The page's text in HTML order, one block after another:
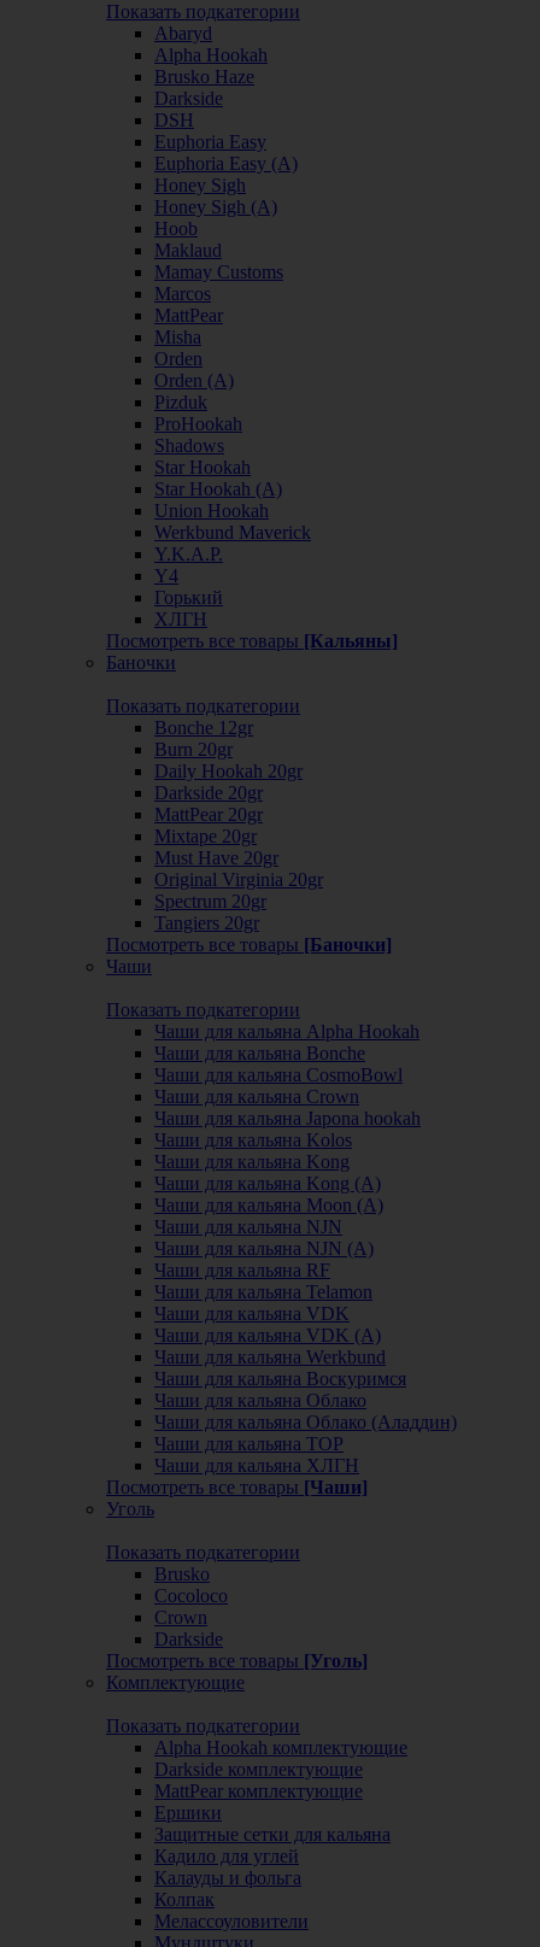
Показать подкатегории
Abaryd
Alpha Hookah
Brusko Haze
Darkside
DSH
Euphoria Easy
Euphoria Easy (А)
Honey Sigh
Honey Sigh (А)
Hoob
Maklaud
Mamay Customs
Marcos
MattPear
Misha
Orden
Orden (А)
Pizduk
ProHookah
Shadows
Star Hookah
Star Hookah (А)
Union Hookah
Werkbund Maverick
Y.K.A.P.
Y4
Горький
ХЛГН
Посмотреть все товары [Кальяны]
Баночки
Показать подкатегории
Bonche 12gr
Burn 20gr
Daily Hookah 20gr
Darkside 20gr
MattPear 20gr
Mixtape 20gr
Must Have 20gr
Original Virginia 20gr
Spectrum 20gr
Tangiers 20gr
Посмотреть все товары [Баночки]
Чаши
Показать подкатегории
Чаши для кальяна Alpha Hookah
Чаши для кальяна Bonche
Чаши для кальяна CosmoBowl
Чаши для кальяна Crown
Чаши для кальяна Japona hookah
Чаши для кальяна Kolos
Чаши для кальяна Kong
Чаши для кальяна Kong (A)
Чаши для кальяна Moon (А)
Чаши для кальяна NJN
Чаши для кальяна NJN (А)
Чаши для кальяна RF
Чаши для кальяна Telamon
Чаши для кальяна VDK
Чаши для кальяна VDK (А)
Чаши для кальяна Werkbund
Чаши для кальяна Воскуримся
Чаши для кальяна Облако
Чаши для кальяна Облако (Аладдин)
Чаши для кальяна ТОР
Чаши для кальяна ХЛГН
Посмотреть все товары [Чаши]
Уголь
Показать подкатегории
Brusko
Cocoloco
Crown
Darkside
Посмотреть все товары [Уголь]
Комплектующие
Показать подкатегории
Alpha Hookah комплектующие
Darkside комплектующие
MattPear комплектующие
Ершики
Защитные сетки для кальяна
Кадило для углей
Калауды и фольга
Колпак
Мелассоуловители
Мундштуки